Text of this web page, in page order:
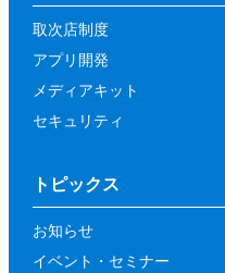
織であるか、
未成年者、成
被補助人のい
て、法定代理
カラーミーシ
取次店制度
アプリ開発
メディアキット
セキュリティ
トピックス
お知らせ
イベント・セミナー